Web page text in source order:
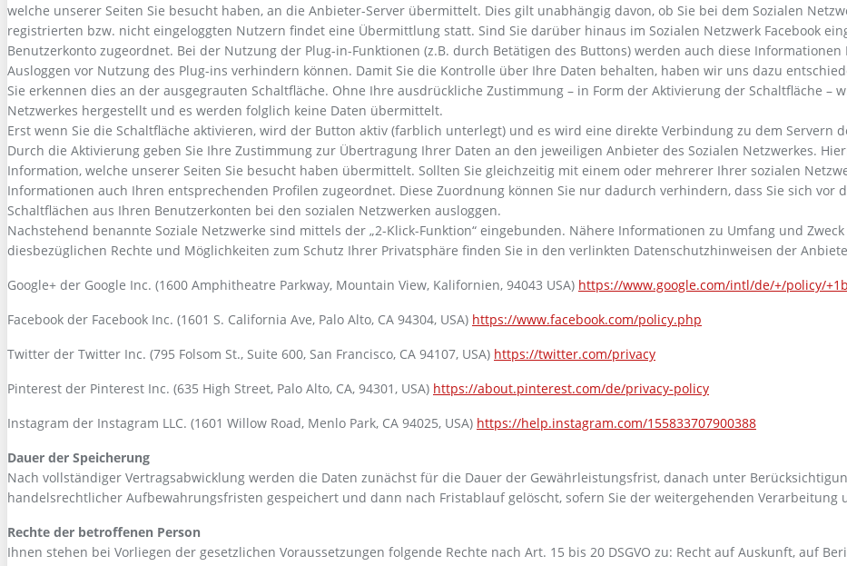
welche unserer Seiten Sie besucht haben, an die Anbieter-Server übermittelt. Dies gilt unabhängig davon, ob Sie bei dem Sozialen
registrierten bzw. nicht eingeloggten Nutzern findet eine Übermittlung statt. Sind Sie darüber hinaus im Sozialen Netzwerk Facebook
Benutzerkonto zugeordnet. Bei der Nutzung der Plug-in-Funktionen (z.B. durch Betätigen des Buttons) werden auch diese
Ausloggen vor Nutzung des Plug-ins verhindern können. Damit Sie die Kontrolle über Ihre Daten behalten, haben wir uns dazu
Sie erkennen dies an der ausgegrauten Schaltfläche. Ohne Ihre ausdrückliche Zustimmung – in Form der Aktivierung der Schaltfläche –
Netzwerkes hergestellt und es werden folglich keine Daten übermittelt.
Erst wenn Sie die Schaltfläche aktivieren, wird der Button aktiv (farblich unterlegt) und es wird eine direkte Verbindung zu dem Servern
Durch die Aktivierung geben Sie Ihre Zustimmung zur Übertragung Ihrer Daten an den jeweiligen Anbieter des Sozialen Netzwerkes.
Information, welche unserer Seiten Sie besucht haben übermittelt. Sollten Sie gleichzeitig mit einem oder mehrerer Ihrer sozialen
Informationen auch Ihren entsprechenden Profilen zugeordnet. Diese Zuordnung können Sie nur dadurch verhindern, dass Sie sich vor
Schaltflächen aus Ihren Benutzerkonten bei den sozialen Netzwerken ausloggen.
Nachstehend benannte Soziale Netzwerke sind mittels der „2-Klick-Funktion“ eingebunden. Nähere Informationen zu Umfang und
diesbezüglichen Rechte und Möglichkeiten zum Schutz Ihrer Privatsphäre finden Sie in den verlinkten Datenschutzhinweisen der
Google+ der Google Inc. (1600 Amphitheatre Parkway, Mountain View, Kalifornien, 94043 USA) https://www.google.com/intl/de/+/policy/
Facebook der Facebook Inc. (1601 S. California Ave, Palo Alto, CA 94304, USA) https://www.facebook.com/policy.php
Twitter der Twitter Inc. (795 Folsom St., Suite 600, San Francisco, CA 94107, USA) https://twitter.com/privacy
Pinterest der Pinterest Inc. (635 High Street, Palo Alto, CA, 94301, USA) https://about.pinterest.com/de/privacy-policy
Instagram der Instagram LLC. (1601 Willow Road, Menlo Park, CA 94025, USA) https://help.instagram.com/155833707900388
Dauer der Speicherung
Nach vollständiger Vertragsabwicklung werden die Daten zunächst für die Dauer der Gewährleistungsfrist, danach unter
handelsrechtlicher Aufbewahrungsfristen gespeichert und dann nach Fristablauf gelöscht, sofern Sie der weitergehenden
Rechte der betroffenen Person
Ihnen stehen bei Vorliegen der gesetzlichen Voraussetzungen folgende Rechte nach Art. 15 bis 20 DSGVO zu: Recht auf Auskunft, auf